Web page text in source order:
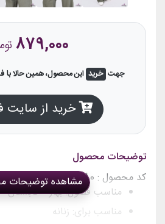
879,000
جهت خرید این محصول، همین حالا با
خرید از سایت
توضیحات محصول
کد محصول : 27180کد مدل :5711
مناسب فصول:بهار – تابستان
مناسب برای: زنانه
مشاهده توضیحات